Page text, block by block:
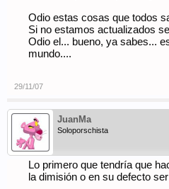
Odio estas cosas que todos
Si no estamos actualizados
Odio el... bueno, ya sabes...
mundo....
29/11/07
JuanMa
Soloporschista
Lo primero que tendría que
la dimisión o en su defecto